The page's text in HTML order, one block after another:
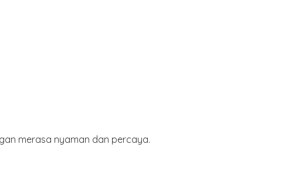
merasa nyaman dan percaya.